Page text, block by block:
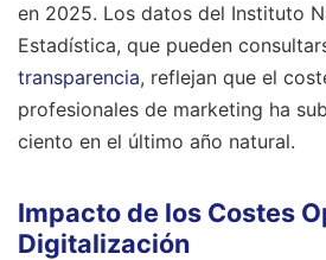
en 2025. Los datos del Instituto
Estadística, que pueden
transparencia, reflejan que el
profesionales de marketing ha
ciento en el último año natural.
Impacto de los Costes
Digitalización